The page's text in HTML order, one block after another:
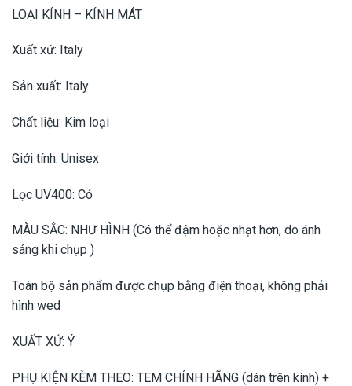
LOẠI KÍNH – KÍNH MÁT
Xuất xứ: Italy
Sản xuất: Italy
Chất liệu: Kim loại
Giới tính: Unisex
Lọc UV400: Có
MÀU SẮC: NHƯ HÌNH (Có thể đậm hoặc nhạt hơn, do ánh
sáng khi chụp )
Toàn bộ sản phẩm được chụp bằng điện thoại, không phải
hình wed
XUẤT XỨ: Ý
PHỤ KIỆN KÈM THEO: TEM CHÍNH HÃNG (dán trên kính) +